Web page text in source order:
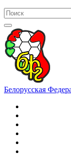
Белорусская